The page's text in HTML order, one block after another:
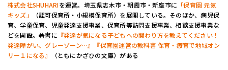
株式会社SHUHARIを運営。埼⽟県志⽊市・朝霞市・新座市に 「保育園 元気
キッズ」
（認可保育所・⼩規模保育所）を展開している。そのほか、病児保
育、学童保育、児童発達支援事業、保育所等訪問支援事業、相談支援事業な
どを開設。著書に 『発達が気になる子どもへの関わり方を教えてください！
発達障がい、グレーゾーン…』
『保育園運営の教科書 保育・療育で地域オン
リー１になる』
（ともにかざひの文庫）がある